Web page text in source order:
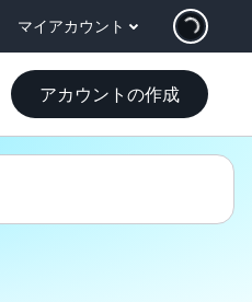
マイアカウント
アカウントの作成